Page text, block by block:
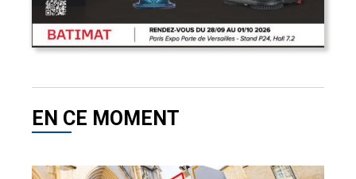
EN CE MOMENT